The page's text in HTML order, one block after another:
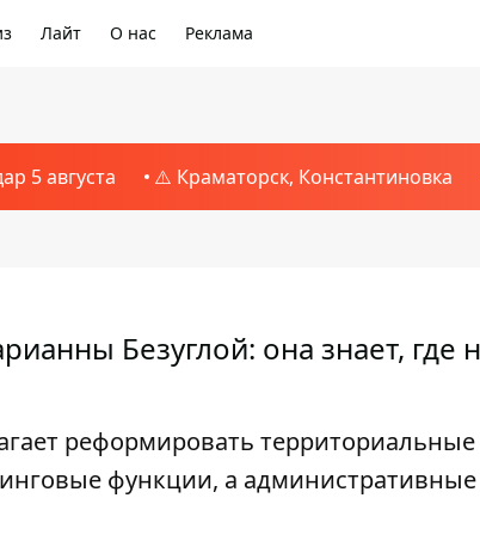
Лайт О нас Реклама
5 августа ⚠️ Краматорск, Константиновка
Безуглой: она знает, где
реформировать
функции, а административные